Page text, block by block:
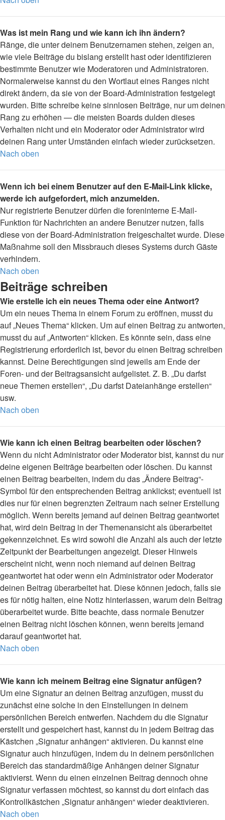
Was ist mein Rang und wie kann ich ihn ändern?
Ränge, die unter deinem Benutzernamen stehen, zeigen an,
wie viele Beiträge du bislang erstellt hast oder identifizieren
bestimmte Benutzer wie Moderatoren und Administratoren.
Normalerweise kannst du den Wortlaut eines Ranges nicht
direkt ändern, da sie von der Board-Administration festgelegt
wurden. Bitte schreibe keine sinnlosen Beiträge, nur um deinen
Rang zu erhöhen — die meisten Boards dulden dieses
Verhalten nicht und ein Moderator oder Administrator wird
deinen Rang unter Umständen einfach wieder zurücksetzen.
Nach oben
Wenn ich bei einem Benutzer auf den E-Mail-Link klicke,
werde ich aufgefordert, mich anzumelden.
Nur registrierte Benutzer dürfen die foreninterne E-Mail-
Funktion für Nachrichten an andere Benutzer nutzen, falls
diese von der Board-Administration freigeschaltet wurde. Diese
Maßnahme soll den Missbrauch dieses Systems durch Gäste
verhindern.
Nach oben
Beiträge schreiben
Wie erstelle ich ein neues Thema oder eine Antwort?
Um ein neues Thema in einem Forum zu eröffnen, musst du
auf „Neues Thema“ klicken. Um auf einen Beitrag zu antworten,
musst du auf „Antworten“ klicken. Es könnte sein, dass eine
Registrierung erforderlich ist, bevor du einen Beitrag schreiben
kannst. Deine Berechtigungen sind jeweils am Ende der
Foren- und der Beitragsansicht aufgelistet. Z. B. „Du darfst
neue Themen erstellen“, „Du darfst Dateianhänge erstellen“
usw.
Nach oben
Wie kann ich einen Beitrag bearbeiten oder löschen?
Wenn du nicht Administrator oder Moderator bist, kannst du nur
deine eigenen Beiträge bearbeiten oder löschen. Du kannst
einen Beitrag bearbeiten, indem du das „Ändere Beitrag“-
Symbol für den entsprechenden Beitrag anklickst; eventuell ist
dies nur für einen begrenzten Zeitraum nach seiner Erstellung
möglich. Wenn bereits jemand auf deinen Beitrag geantwortet
hat, wird dein Beitrag in der Themenansicht als überarbeitet
gekennzeichnet. Es wird sowohl die Anzahl als auch der letzte
Zeitpunkt der Bearbeitungen angezeigt. Dieser Hinweis
erscheint nicht, wenn noch niemand auf deinen Beitrag
geantwortet hat oder wenn ein Administrator oder Moderator
deinen Beitrag überarbeitet hat. Diese können jedoch, falls sie
es für nötig halten, eine Notiz hinterlassen, warum dein Beitrag
überarbeitet wurde. Bitte beachte, dass normale Benutzer
einen Beitrag nicht löschen können, wenn bereits jemand
darauf geantwortet hat.
Nach oben
Wie kann ich meinem Beitrag eine Signatur anfügen?
Um eine Signatur an deinen Beitrag anzufügen, musst du
zunächst eine solche in den Einstellungen in deinem
persönlichen Bereich entwerfen. Nachdem du die Signatur
erstellt und gespeichert hast, kannst du in jedem Beitrag das
Kästchen „Signatur anhängen“ aktivieren. Du kannst eine
Signatur auch hinzufügen, indem du in deinem persönlichen
Bereich das standardmäßige Anhängen deiner Signatur
aktivierst. Wenn du einen einzelnen Beitrag dennoch ohne
Signatur verfassen möchtest, so kannst du dort einfach das
Kontrollkästchen „Signatur anhängen“ wieder deaktivieren.
Nach oben